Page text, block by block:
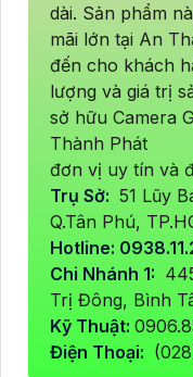
dài. Sản phẩm
mãi lớn tại An
đến cho khách
lượng và giá trị
sở hữu Camera
Thành Phát
đơn vị uy tín và
Trụ Sở: 51 Lũy
Q.Tân Phú,
Hotline:
Chi Nhánh 1:
Trị Đông, Bình
Kỹ Thuật:
Điện Thoại: